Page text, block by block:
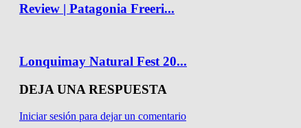
Review | Patagonia Freeri...
Lonquimay Natural Fest 20...
DEJA UNA RESPUESTA
Iniciar sesión para dejar un comentario